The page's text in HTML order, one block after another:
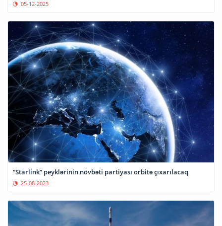
05-12-2025
“Starlink” peyklərinin növbəti partiyası orbitə çıxarılacaq
25-08-2023